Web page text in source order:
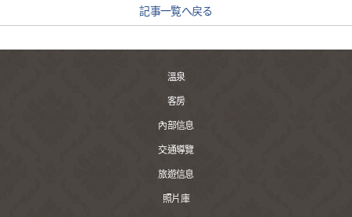
記事一覧へ戻る
溫泉
客房
內部信息
交通導覽
旅遊信息
照片庫